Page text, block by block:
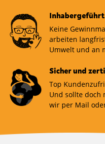
Keine
arbeiten
Umwelt und an
Sicher und
Top
Und sollte doch
wir per Mail